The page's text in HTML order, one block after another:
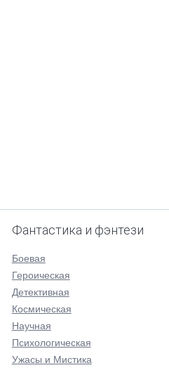
Фантастика и фэнтези
Боевая
Героическая
Детективная
Космическая
Научная
Психологическая
Ужасы и Мистика